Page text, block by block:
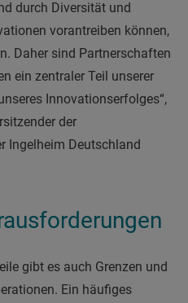
durch Diversität und
vorantreiben können,
Daher sind Partnerschaften
ein zentraler Teil unserer
Innovationserfolges“,
der
Ingelheim Deutschland
gibt es auch Grenzen und
Ein häufiges